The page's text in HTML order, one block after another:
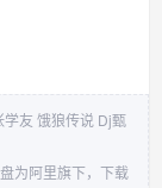
友 饿狼传说 Dj甄
为阿里旗下，下载